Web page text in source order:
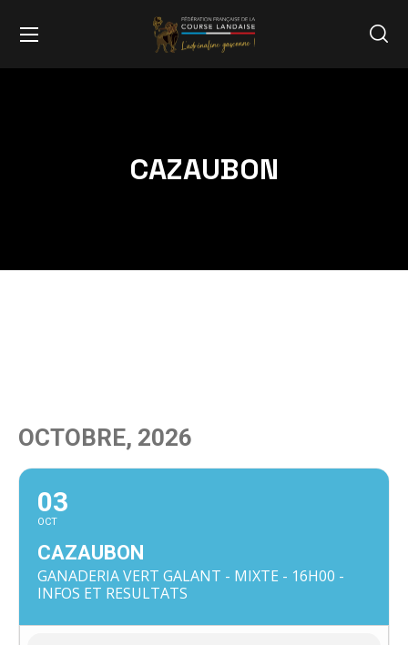
CAZAUBON
OCTOBRE, 2026
03
OCT
CAZAUBON
GANADERIA VERT GALANT - MIXTE - 16H00 -
INFOS ET RESULTATS